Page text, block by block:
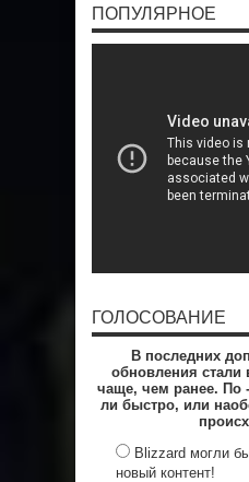
ПОПУЛЯРНОЕ
ГОЛОСОВАНИЕ
В последних
обновления стали
чаще, чем ранее. По
ли быстро, или
Blizzard могли
новый контент!